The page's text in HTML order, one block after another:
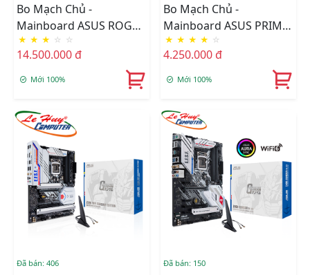
Bo Mạch Chủ -
Mainboard ASUS ROG
STRIX TRX40-XE GAMING
★ ★ ★ ☆ ☆
14.500.000 đ
Mới 100%
Bo Mạch Chủ -
Mainboard ASUS PRIME
Z590-P
★ ★ ★ ★ ☆
4.250.000 đ
Mới 100%
Đã bán: 406 Đã bán: 150